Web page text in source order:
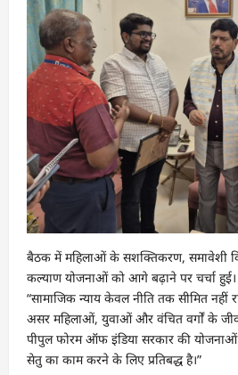
बैठक में महिलाओं के सशक्तिकरण, समावेशी
कल्याण योजनाओं को आगे बढ़ाने पर चर्चा हुई।
“सामाजिक न्याय केवल नीति तक सीमित नहीं
असर महिलाओं, युवाओं और वंचित वर्गों के
पीपुल फोरम ऑफ इंडिया सरकार की
सेतु का काम करने के लिए प्रतिबद्ध है।”